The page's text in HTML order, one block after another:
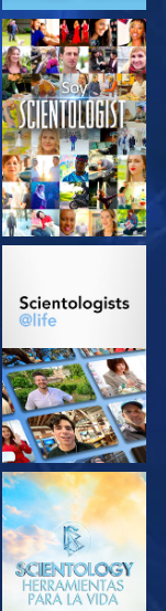
VE
EXPLORA LAS
EXPLORA LAS
SERIES